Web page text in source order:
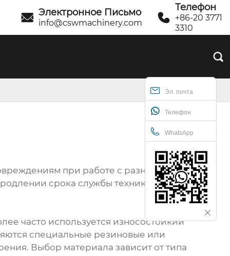
 Электронное Письмо
info@cswmachinery.com 
Телефон
+86-20 3771
3310

Эл. почта
Телефон
WhatsApp
при работе с разными
срока службы техники и
часто используется износостойкий
специальные резиновые или
Выбор материала зависит от типа